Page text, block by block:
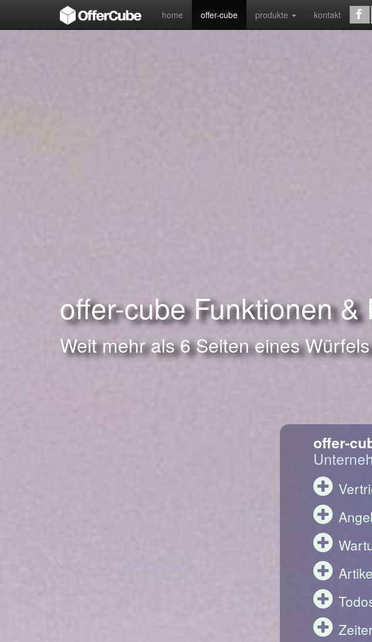
home offer-cube produkte kontakt
offer-cube Funktionen &
Weit mehr als 6 Seiten eines Würfels
offer-